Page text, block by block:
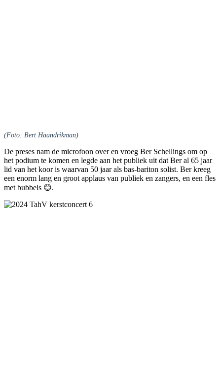
(Foto: Bert Haandrikman)
De preses nam de microfoon over en vroeg Ber Schellings om op
het podium te komen en legde aan het publiek uit dat Ber al 65 jaar
lid van het koor is waarvan 50 jaar als bas-bariton solist. Ber kreeg
een enorm lang en groot applaus van publiek en zangers, en een fles
met bubbels 😊.